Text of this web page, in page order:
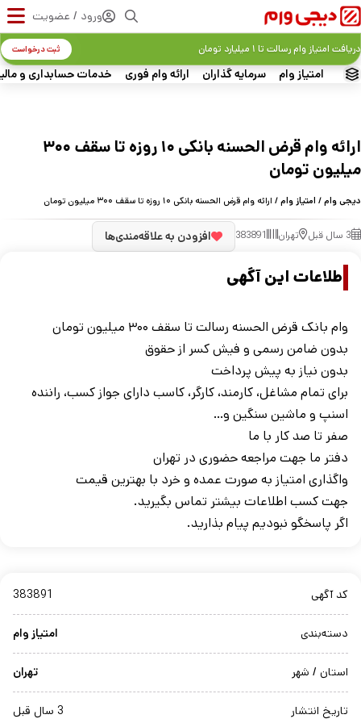
ورود / عضویت
امتیاز وام سرمایه گذاران ارائه وام فوری خدمات حسابداری و
دریافت امتیاز وام رسالت تا ۱ میلیارد تومان ثبت درخواست
ارائه وام قرض الحسنه بانکی ۱۰ روزه تا سقف ۳۰۰
میلیون تومان
دیجی وام/ امتیاز وام/ ارائه وام قرض الحسنه بانکی ۱۰ روزه تا سقف ۳۰۰ میلیون تومان
3 سال قبل تهران 383891 افزودن به علاقه‌مندی‌ها
اطلاعات این آگهی
وام بانک قرض‌ الحسنه رسالت تا سقف ۳۰۰ میلیون تومان
بدون ضامن رسمی و فیش کسر از حقوق
بدون نیاز به پیش پرداخت
برای تمام مشاغل، کارمند، کارگر، کاسب دارای جواز کسب، راننده
اسنپ و ماشین سنگین و…
صفر تا صد کار با ما
دفتر ما جهت مراجعه حضوری در تهران
واگذاری امتیاز به صورت عمده و خرد با بهترین قیمت
جهت کسب اطلاعات بیشتر تماس بگیرید.
اگر پاسخگو نبودیم پیام بذارید.
کد آگهی 383891
دسته‌بندی امتیاز وام
استان / شهر تهران
تاریخ انتشار 3 سال قبل